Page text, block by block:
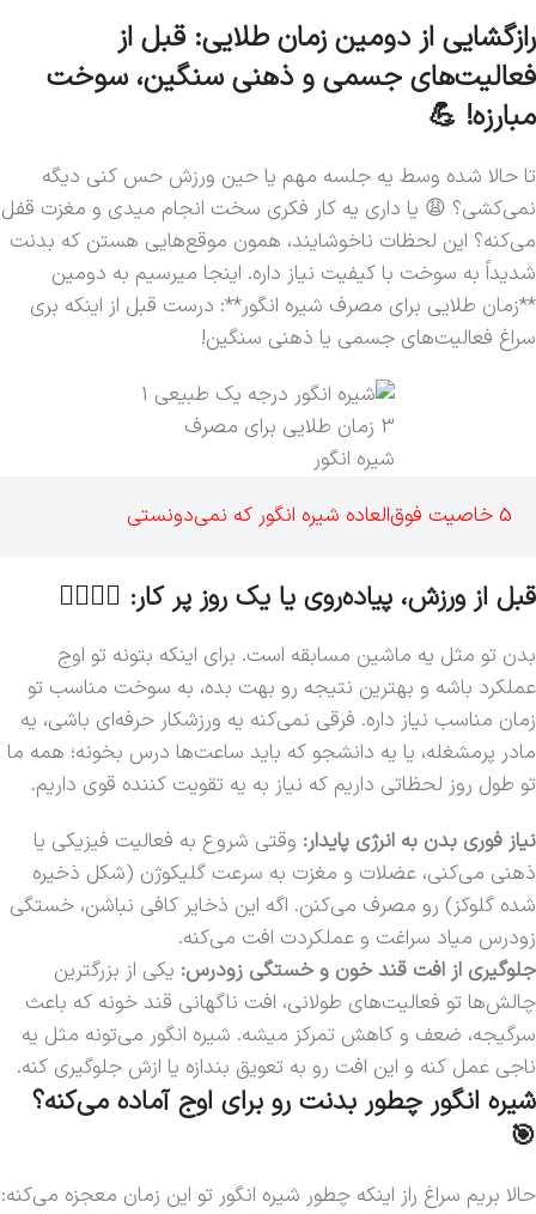
رازگشایی از دومین زمان طلایی: قبل از
فعالیت‌های جسمی و ذهنی سنگین، سوخت
مبارزه! 💪
تا حالا شده وسط یه جلسه مهم یا حین ورزش حس کنی دیگه
نمی‌کشی؟ 😩 یا داری یه کار فکری سخت انجام میدی و مغزت قفل
می‌کنه؟ این لحظات ناخوشایند، همون موقع‌هایی هستن که بدنت
شدیداً به سوخت با کیفیت نیاز داره. اینجا میرسیم به دومین
**زمان طلایی برای مصرف شیره انگور**: درست قبل از اینکه بری
سراغ فعالیت‌های جسمی یا ذهنی سنگین!
3 زمان طلایی برای مصرف
شیره انگور
5 خاصیت فوق‌العاده شیره انگور که نمی‌دونستی
قبل از ورزش، پیاده‌روی یا یک روز پر کار: 🏃‍♀️🧘‍♂️
بدن تو مثل یه ماشین مسابقه‌ است. برای اینکه بتونه تو اوج
عملکرد باشه و بهترین نتیجه رو بهت بده، به سوخت مناسب تو
زمان مناسب نیاز داره. فرقی نمی‌کنه یه ورزشکار حرفه‌ای باشی، یه
مادر پرمشغله، یا یه دانشجو که باید ساعت‌ها درس بخونه؛ همه ما
تو طول روز لحظاتی داریم که نیاز به یه تقویت کننده قوی داریم.
نیاز فوری بدن به انرژی پایدار: وقتی شروع به فعالیت فیزیکی یا
ذهنی می‌کنی، عضلات و مغزت به سرعت گلیکوژن (شکل ذخیره
شده گلوکز) رو مصرف می‌کنن. اگه این ذخایر کافی نباشن، خستگی
زودرس میاد سراغت و عملکردت افت می‌کنه.
جلوگیری از افت قند خون و خستگی زودرس: یکی از بزرگترین
چالش‌ها تو فعالیت‌های طولانی، افت ناگهانی قند خونه که باعث
سرگیجه، ضعف و کاهش تمرکز میشه. شیره انگور می‌تونه مثل یه
ناجی عمل کنه و این افت رو به تعویق بندازه یا ازش جلوگیری کنه.
شیره انگور چطور بدنت رو برای اوج آماده می‌کنه؟
🎯
حالا بریم سراغ راز اینکه چطور شیره انگور تو این زمان معجزه می‌کنه: